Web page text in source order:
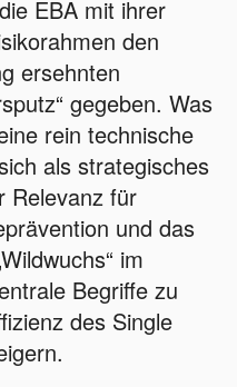
EBA mit ihrer
den
ersehnten
gegeben. Was
rein technische
als strategisches
Relevanz für
und das
im
Begriffe zu
des Single